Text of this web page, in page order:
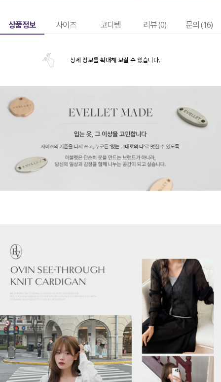
상품정보 사이즈 코디템 리뷰 (0) 문의 (16)
상세 정보를 확대해 보실 수 있습니다.